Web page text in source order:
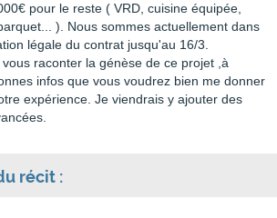
pour le reste ( VRD, cuisine équipée,
). Nous sommes actuellement dans
légale du contrat jusqu'au 16/3.
raconter la génèse de ce projet ,à
infos que vous voudrez bien me donner
expérience. Je viendrais y ajouter des
récit :